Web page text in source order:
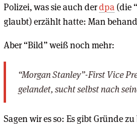
Polizei, was sie auch derdpa (die
glaubt) erzählt hatte: Man
Aber “Bild” weiß noch mehr:
“Morgan Stanley”-First Vice
gelandet, sucht selbst nach
Sagen wir es so: Es gibt Gründe